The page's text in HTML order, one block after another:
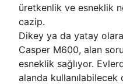
üretkenlik ve esneklik
cazip.
Dikey ya da yatay
Casper M600, alan
esneklik sağlıyor.
alanda kullanılabilecek